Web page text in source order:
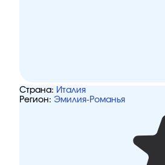
Страна: Италия
Регион: Эмилия-Романья